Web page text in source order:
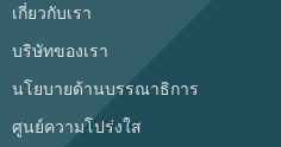
เกี่ยวกับเรา
บริษัทของเรา
นโยบายด้านบรรณาธิการ
ศูนย์ความโปร่งใส